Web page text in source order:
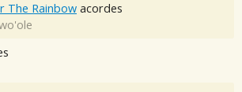
The Rainbow acordes